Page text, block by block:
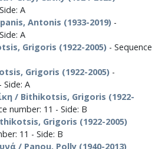
Α
Antonis (1933-2019) -
Α
Grigoris (1922-2005) - Sequence
Grigoris (1922-2005) -
Side: Α
/ Bithikotsis, Grigoris (1922-
number: 11 - Side: Β
Grigoris (1922-2005)
11 - Side: Β
/ Panou, Polly (1940-2013)